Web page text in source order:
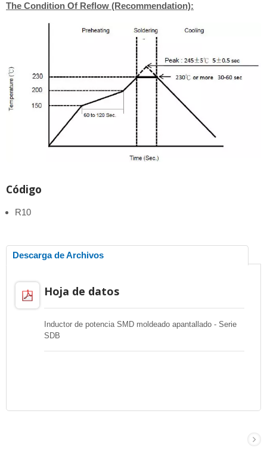
The Condition Of Reflow (Recommendation):
Código
R10
Descarga de Archivos
Hoja de datos
Inductor de potencia SMD moldeado apantallado - Serie
SDB